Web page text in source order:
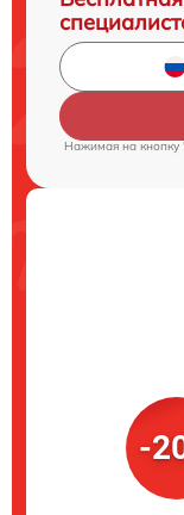
Нажимая на кнопку
-